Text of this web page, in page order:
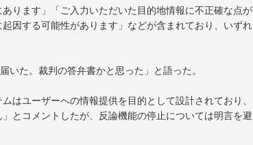
ります」「ご入力いただいた目的地情報に不正確な点が
因する可能性があります」などが含まれており、いずれ
いた。裁判の答弁書かと思った」と語った。
はユーザーへの情報提供を目的として設計されており、
とコメントしたが、反論機能の停止については明言を避